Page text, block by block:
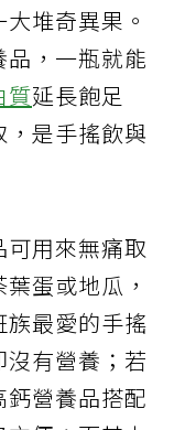
堆奇異果。
，一瓶就能
質延長飽足
是手搖飲與
用來無痛取
蛋或地瓜，
最愛的手搖
有營養；若
營養品搭配